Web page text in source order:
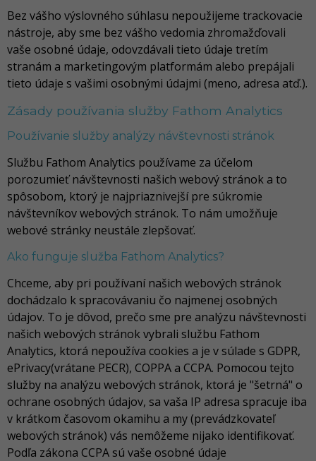
Bez vášho výslovného súhlasu nepoužijeme trackovacie
nástroje, aby sme bez vášho vedomia zhromažďovali
vaše osobné údaje, odovzdávali tieto údaje tretím
stranám a marketingovým platformám alebo prepájali
tieto údaje s vašimi osobnými údajmi (meno, adresa atď.).
Zásady používania služby Fathom Analytics
Používanie služby analýzy návštevnosti stránok
Službu Fathom Analytics používame za účelom
porozumieť návštevnosti našich webový stránok a to
spôsobom, ktorý je najpriaznivejší pre súkromie
návštevníkov webových stránok. To nám umožňuje
webové stránky neustále zlepšovať.
Ako funguje služba Fathom Analytics?
Chceme, aby pri používaní našich webových stránok
dochádzalo k spracovávaniu čo najmenej osobných
údajov. To je dôvod, prečo sme pre analýzu návštevnosti
našich webových stránok vybrali službu Fathom
Analytics, ktorá nepoužíva cookies a je v súlade s GDPR,
ePrivacy(vrátane PECR), COPPA a CCPA. Pomocou tejto
služby na analýzu webových stránok, ktorá je "šetrná" o
ochrane osobných údajov, sa vaša IP adresa spracuje iba
v krátkom časovom okamihu a my (prevádzkovateľ
webových stránok) vás nemôžeme nijako identifikovať.
Podľa zákona CCPA sú vaše osobné údaje